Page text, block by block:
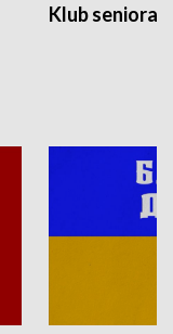
Klub seniora